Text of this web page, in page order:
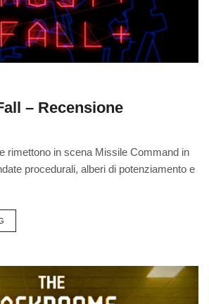
– Recensione
rimettono in scena Missile Command in
procedurali, alberi di potenziamento e